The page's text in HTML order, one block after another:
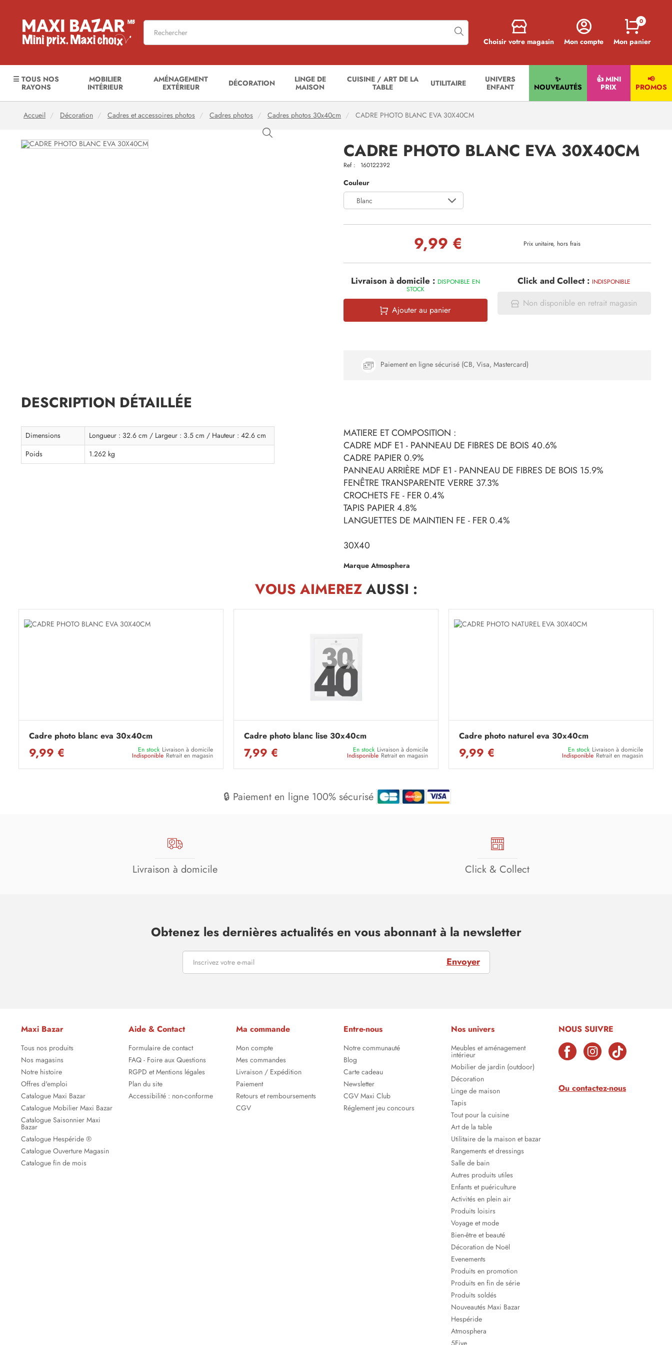
Choisir votre magasin Mon compte Mon panier
0
☰ TOUS NOS
RAYONS
MOBILIER
INTÉRIEUR
AMÉNAGEMENT
EXTÉRIEUR
DÉCORATION
LINGE DE
MAISON
CUISINE / ART DE LA
TABLE
UTILITAIRE
UNIVERS
ENFANT
✨
NOUVEAUTÉS
👍 MINI
PRIX
📢
PROMOS
Accueil Décoration Cadres et accessoires photos Cadres photos Cadres photos 30x40cm CADRE PHOTO BLANC EVA 30X40CM
CADRE PHOTO BLANC EVA 30X40CM
Ref : 160122392
Couleur
Blanc
9,99 € Prix unitaire, hors frais
Livraison à domicile : DISPONIBLE EN
STOCK
Ajouter au panier
Click and Collect : INDISPONIBLE
Non disponible en retrait magasin
Paiement en ligne sécurisé (CB, Visa, Mastercard)
DESCRIPTION DÉTAILLÉE
Dimensions
Longueur : 32.6 cm / Largeur : 3.5 cm / Hauteur : 42.6 cm
Poids
1.262 kg
MATIERE ET COMPOSITION :
CADRE MDF E1 - PANNEAU DE FIBRES DE BOIS 40.6%
CADRE PAPIER 0.9%
PANNEAU ARRIÈRE MDF E1 - PANNEAU DE FIBRES DE BOIS 15.9%
FENÊTRE TRANSPARENTE VERRE 37.3%
CROCHETS FE - FER 0.4%
TAPIS PAPIER 4.8%
LANGUETTES DE MAINTIEN FE - FER 0.4%
30X40
Marque Atmosphera
VOUS AIMEREZAUSSI :
Cadre photo blanc eva 30x40cm
9,99 € En stock Livraison à domicile
Indisponible Retrait en magasin
Cadre photo blanc lise 30x40cm
7,99 € En stock Livraison à domicile
Indisponible Retrait en magasin
Cadre photo naturel eva 30x40cm
9,99 € En stock Livraison à domicile
Indisponible Retrait en magasin
🔒 Paiement en ligne 100% sécurisé
Livraison à domicile Click & Collect
Obtenez les dernières actualités en vous abonnant à la newsletter
Envoyer
Maxi Bazar
Tous nos produits
Nos magasins
Notre histoire
Offres d'emploi
Catalogue Maxi Bazar
Catalogue Mobilier Maxi Bazar
Catalogue Saisonnier Maxi
Bazar
Catalogue Hespéride ®
Catalogue Ouverture Magasin
Catalogue fin de mois
Aide & Contact
Formulaire de contact
FAQ - Foire aux Questions
RGPD et Mentions légales
Plan du site
Accessibilité : non-conforme
Ma commande
Mon compte
Mes commandes
Livraison / Expédition
Paiement
Retours et remboursements
CGV
Entre-nous
Notre communauté
Blog
Carte cadeau
Newsletter
CGV Maxi Club
Réglement jeu concours
Nos univers
Meubles et aménagement
intérieur
Mobilier de jardin (outdoor)
Décoration
Linge de maison
Tapis
Tout pour la cuisine
Art de la table
Utilitaire de la maison et bazar
Rangements et dressings
Salle de bain
Autres produits utiles
Enfants et puériculture
Activités en plein air
Produits loisirs
Voyage et mode
Bien-être et beauté
Décoration de Noël
Evenements
Produits en promotion
Produits en fin de série
Produits soldés
Nouveautés Maxi Bazar
Hespéride
Atmosphera
NOUS SUIVRE
Ou contactez-nous